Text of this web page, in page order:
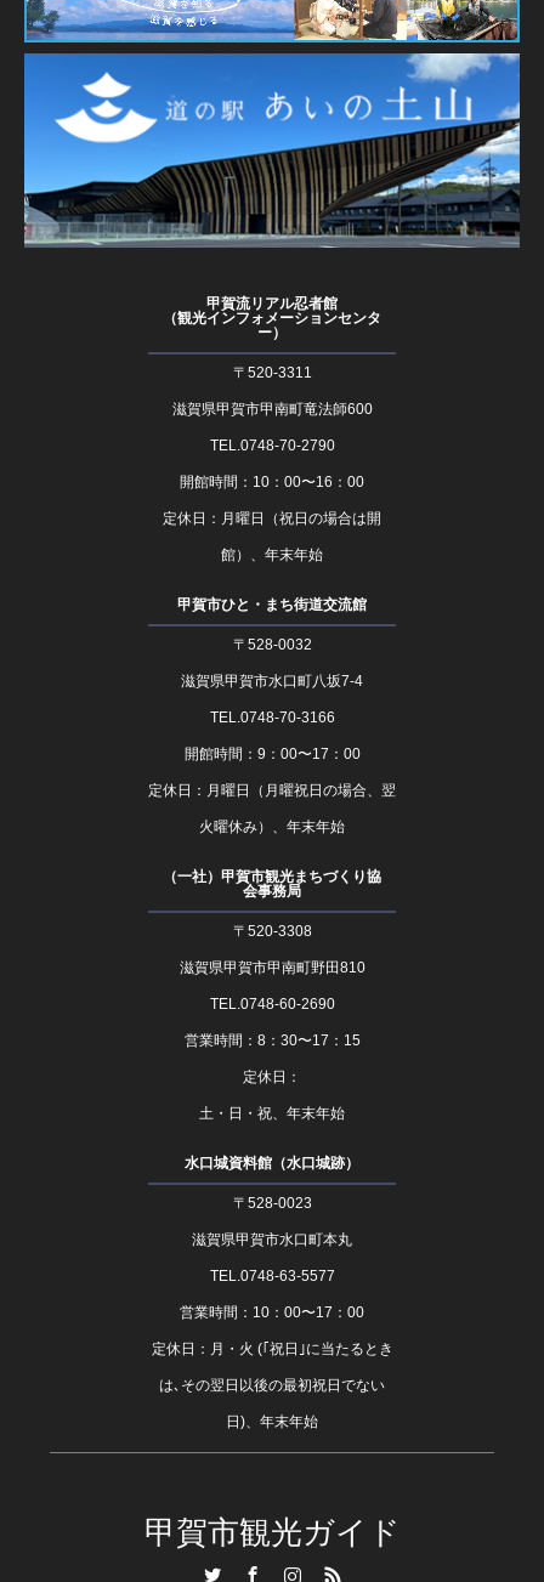
甲賀流リアル忍者館
（観光インフォメーションセンタ
ー）
〒520-3311
滋賀県甲賀市甲南町竜法師600
TEL.0748-70-2790
開館時間：10：00〜16：00
定休日：月曜日（祝日の場合は開
館）、年末年始
甲賀市ひと・まち街道交流館
〒528-0032
滋賀県甲賀市水口町八坂7-4
TEL.0748-70-3166
開館時間：9：00〜17：00
定休日：月曜日（月曜祝日の場合、翌
火曜休み）、年末年始
（一社）甲賀市観光まちづくり協
会事務局
〒520-3308
滋賀県甲賀市甲南町野田810
TEL.0748-60-2690
営業時間：8：30〜17：15
定休日：
土・日・祝、年末年始
水口城資料館（水口城跡）
〒528-0023
滋賀県甲賀市水口町本丸
TEL.0748-63-5577
営業時間：10：00〜17：00
定休日：月・火 (｢祝日｣に当たるとき
は､その翌日以後の最初祝日でない
日)、年末年始
甲賀市観光ガイド
RSS